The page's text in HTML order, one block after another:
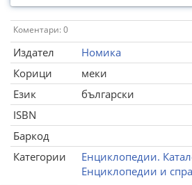
Коментари: 0
Издател
Номика
Корици
меки
Език
български
ISBN
Баркод
Категории
Енциклопедии.
Енциклопедии и